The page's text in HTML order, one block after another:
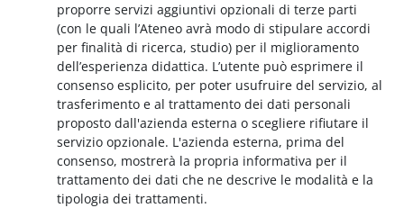
proporre servizi aggiuntivi opzionali di terze parti
(con le quali l’Ateneo avrà modo di stipulare accordi
per finalità di ricerca, studio) per il miglioramento
dell’esperienza didattica. L’utente può esprimere il
consenso esplicito, per poter usufruire del servizio, al
trasferimento e al trattamento dei dati personali
proposto dall'azienda esterna o scegliere rifiutare il
servizio opzionale. L'azienda esterna, prima del
consenso, mostrerà la propria informativa per il
trattamento dei dati che ne descrive le modalità e la
tipologia dei trattamenti.